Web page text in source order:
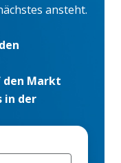
ansteht.
den Markt
in der